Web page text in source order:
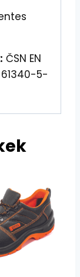
ČSN EN
61340-5-